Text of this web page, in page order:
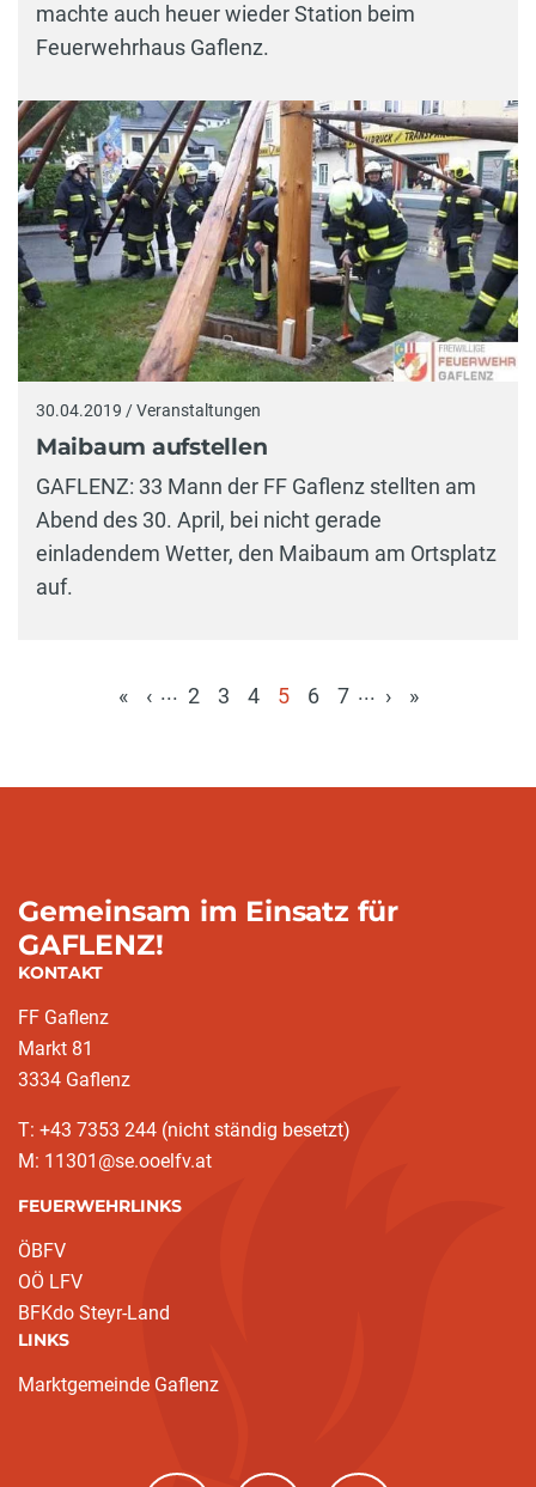
machte auch heuer wieder Station beim
Feuerwehrhaus Gaflenz.
30.04.2019 / Veranstaltungen
Maibaum aufstellen
GAFLENZ: 33 Mann der FF Gaflenz stellten am
Abend des 30. April, bei nicht gerade
einladendem Wetter, den Maibaum am Ortsplatz
auf.
« ‹ ... 2 3 4
5
6 7 ... › »
Gemeinsam im Einsatz für
GAFLENZ!
KONTAKT
FF Gaflenz
Markt 81
3334 Gaflenz
T: +43 7353 244 (nicht ständig besetzt)
M: 11301@se.ooelfv.at
FEUERWEHRLINKS
ÖBFV
OÖ LFV
BFKdo Steyr-Land
LINKS
Marktgemeinde Gaflenz